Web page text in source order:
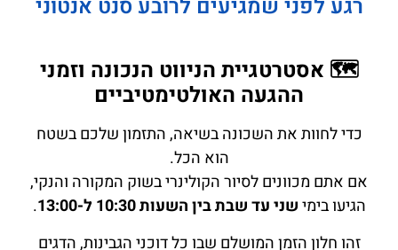
רגע לפני שמגיעים לרובע סנט אנטוני
🗺️ אסטרטגיית הניווט הנכונה וזמני
ההגעה האולטימטיביים
כדי לחוות את השכונה בשיאה, התזמון שלכם בשטח
הוא הכל.
אם אתם מכוונים לסיור הקולינרי בשוק המקורה והנקי,
הגיעו בימישני עד שבת בין השעות 10:30 ל-13:00
.
זהו חלון הזמן המושלם שבו כל דוכני הגבינות, הדגים